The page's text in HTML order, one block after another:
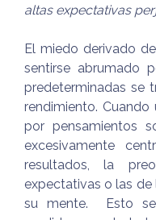
altas expectativas
El miedo derivado
sentirse abrumado
predeterminadas se
rendimiento.
por pensamientos
excesivamente
resultados, la
expectativas o las de
su mente. Esto se